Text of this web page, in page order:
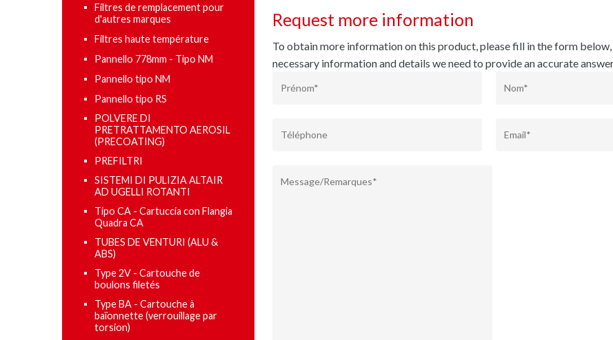
Filtres de remplacement pour
d'autres marques
Filtres haute température
Pannello 778mm - Tipo NM
Pannello tipo NM
Pannello tipo RS
POLVERE DI
PRETRATTAMENTO AEROSIL
(PRECOATING)
PREFILTRI
SISTEMI DI PULIZIA ALTAIR
AD UGELLI ROTANTI
Tipo CA - Cartuccia con Flangia
Quadra CA
TUBES DE VENTURI (ALU &
ABS)
Type 2V - Cartouche de
boulons filetés
Type BA - Cartouche à
baïonnette (verrouillage par
torsion)
Request more information
To obtain more information on this product, please fill in the form
necessary information and details we need to provide an accurate